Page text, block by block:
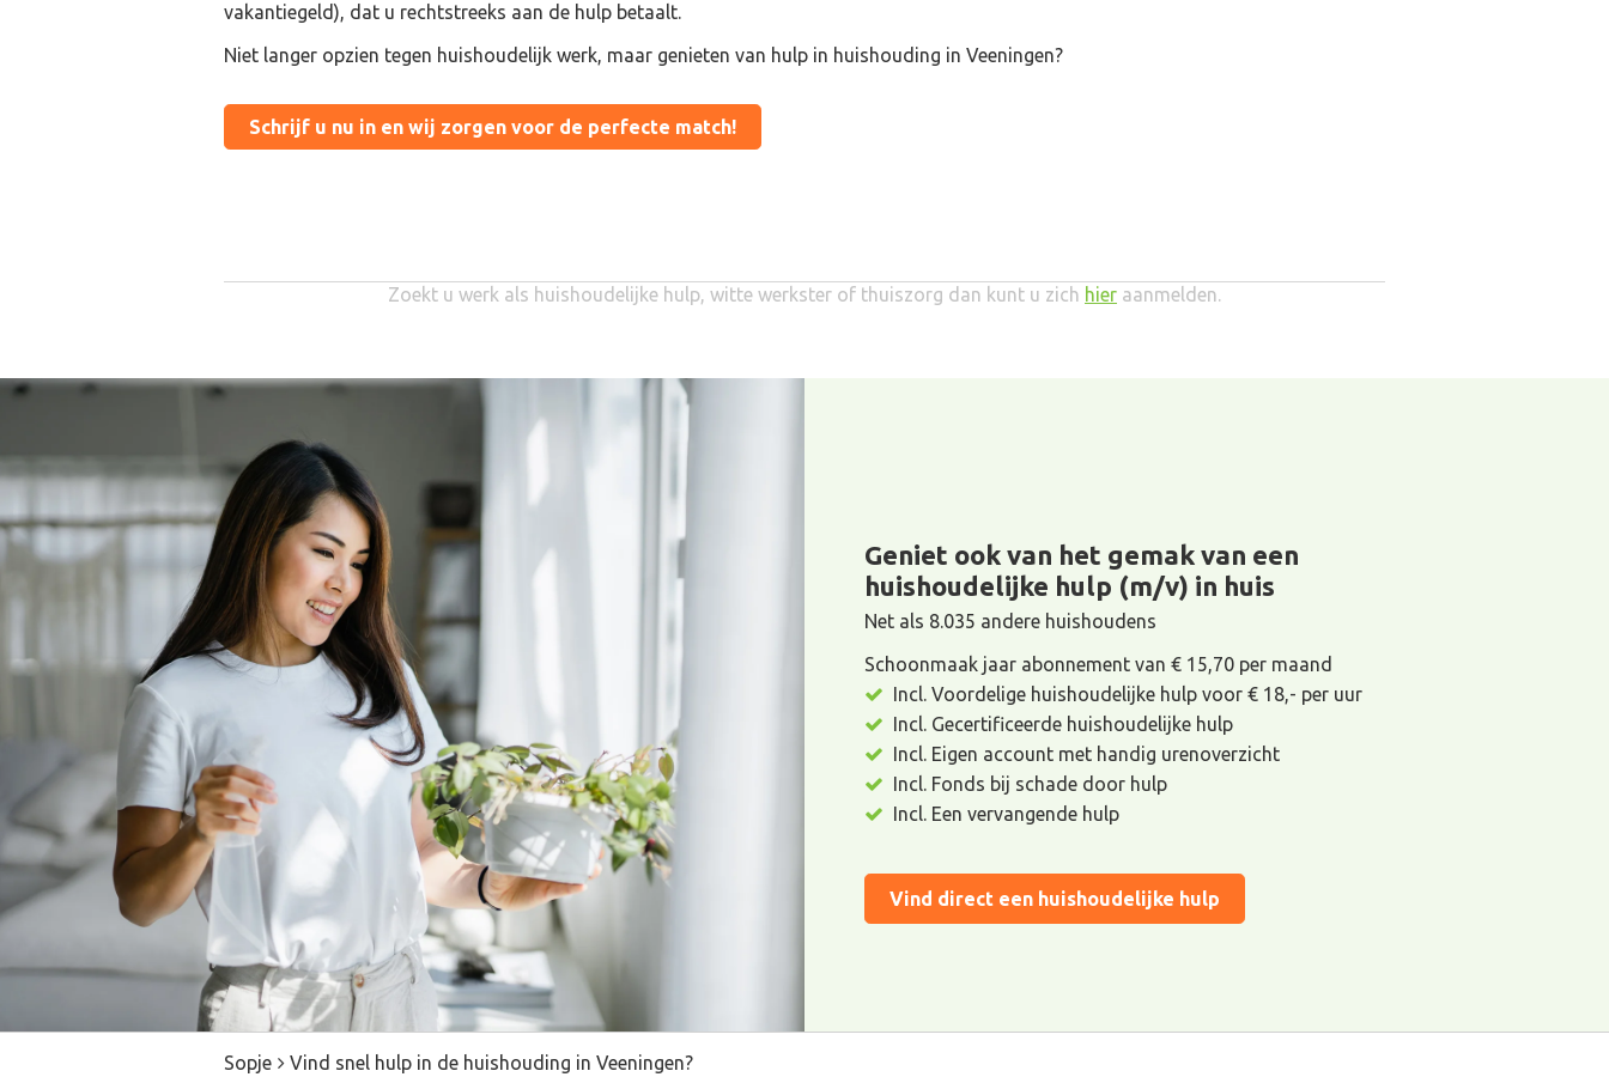
vakantiegeld), dat u rechtstreeks aan de hulp betaalt.
Niet langer opzien tegen huishoudelijk werk, maar genieten van hulp in huishouding in Veeningen?
Schrijf u nu in en wij zorgen voor de perfecte match!
Zoekt u werk als huishoudelijke hulp, witte werkster of thuiszorg dan kunt u zich hier aanmelden.
Geniet ook van het gemak van een
huishoudelijke hulp (m/v) in huis
Net als 8.035 andere huishoudens
Schoonmaak jaar abonnement van € 15,70 per maand
Incl. Voordelige huishoudelijke hulp voor € 18,- per uur
Incl. Gecertificeerde huishoudelijke hulp
Incl. Eigen account met handig urenoverzicht
Incl. Fonds bij schade door hulp
Incl. Een vervangende hulp
Vind direct een huishoudelijke hulp
Sopje Vind snel hulp in de huishouding in Veeningen?